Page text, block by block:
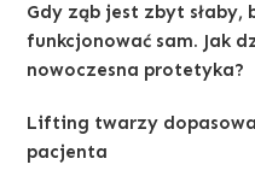
Gdy ząb jest zbyt słaby,
funkcjonować sam. Jak
nowoczesna protetyka?
Lifting twarzy
pacjenta